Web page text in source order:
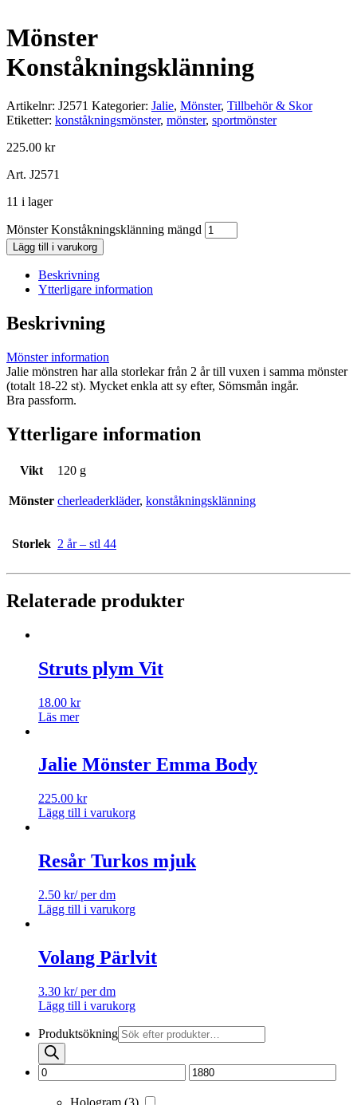
Mönster
Konståkningsklänning
Artikelnr: J2571 Kategorier: Jalie, Mönster, Tillbehör & Skor
Etiketter: konståkningsmönster, mönster, sportmönster
225.00 kr
Art. J2571
11 i lager
Mönster Konståkningsklänning mängd
Lägg till i varukorg
Beskrivning
Ytterligare information
Beskrivning
Mönster information
Jalie mönstren har alla storlekar från 2 år till vuxen i samma mönster
(totalt 18-22 st). Mycket enkla att sy efter, Sömsmån ingår.
Bra passform.
Ytterligare information
Vikt 120 g
Mönster cherleaderkläder, konståkningsklänning
Storlek 2 år – stl 44
Relaterade produkter
Struts plym Vit
18.00 kr
Läs mer
Jalie Mönster Emma Body
225.00 kr
Lägg till i varukorg
Resår Turkos mjuk
2.50 kr/ per dm
Lägg till i varukorg
Volang Pärlvit
3.30 kr/ per dm
Lägg till i varukorg
Produktsökning
Hologram (3)